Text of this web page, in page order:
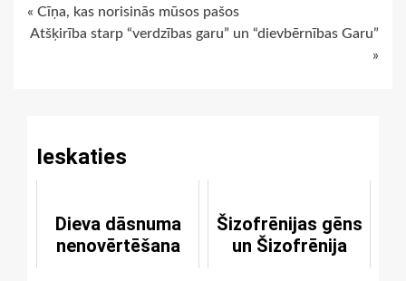
Continue
« Cīņa, kas norisinās mūsos pašos
Atšķirība starp “verdzības garu” un “dievbērnības Garu”
»
Ieskaties
Dieva dāsnuma
nenovērtēšana
Šizofrēnijas gēns
un Šizofrēnija